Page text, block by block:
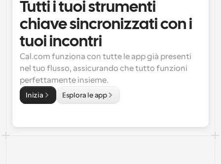
Tutti i tuoi strumenti
chiave sincronizzati con i
tuoi incontri
Cal.com funziona con tutte le app già presenti
nel tuo flusso, assicurando che tutto funzioni
perfettamente insieme.
Inizia Esplora le app